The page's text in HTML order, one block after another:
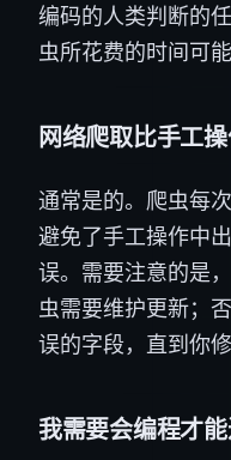
编码的人类判断的
虫所花费的时间可
网络爬取比手工操
通常是的。爬虫每
避免了手工操作中
误。需要注意的是
虫需要维护更新；
误的字段，直到你修
我需要会编程才能